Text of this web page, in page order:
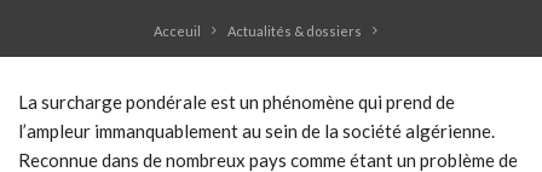
Acceuil Actualités & dossiers
La surcharge pondérale est un phénomène qui prend de
l’ampleur immanquablement au sein de la société algérienne.
Reconnue dans de nombreux pays comme étant un problème de